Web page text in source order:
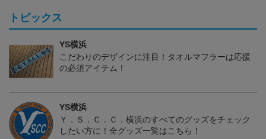
トピックス
YS横浜
こだわりのデザインに注目！タオルマフラーは応援
の必須アイテム！
YS横浜
Ｙ．Ｓ．Ｃ．Ｃ．横浜のすべてのグッズをチェック
したい方に！全グッズ一覧はこちら！